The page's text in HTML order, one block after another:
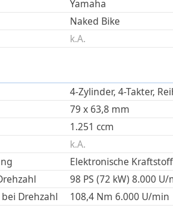
Yamaha
Naked Bike
k.A.
4-Zylinder, 4-Takter,
79 x 63,8 mm
1.251 ccm
k.A.
Elektronische
98 PS (72 kW) 8.000 U/
Drehzahl
108,4 Nm 6.000 U/min